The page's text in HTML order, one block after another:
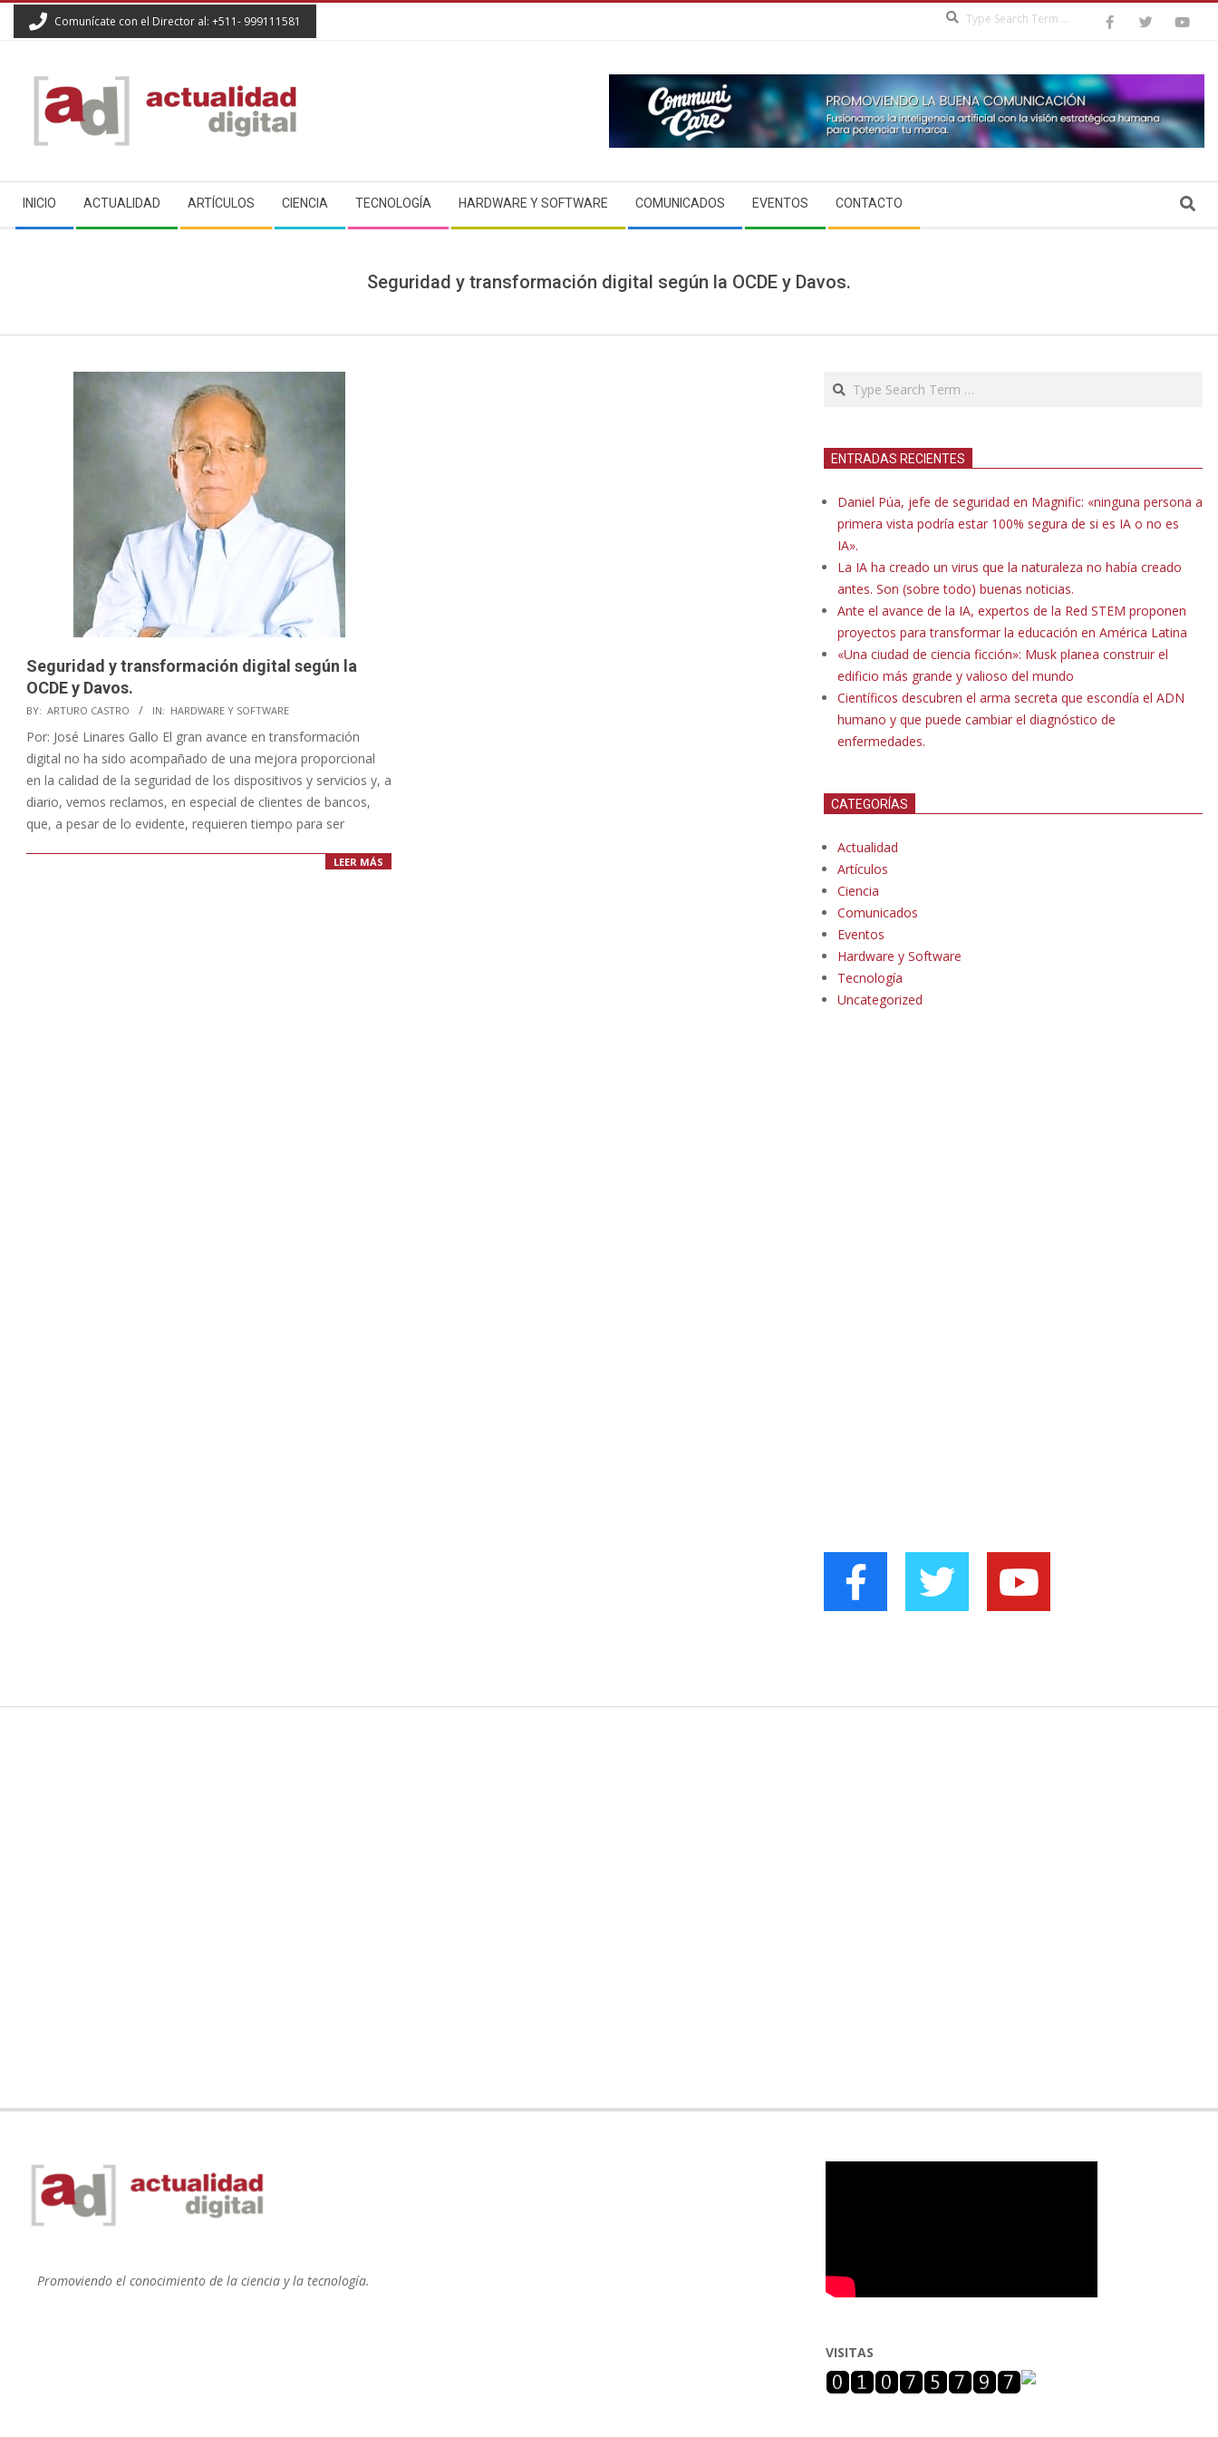
Comunícate con el Director al: +511- 999111581
ACTUALIDAD
DIGITAL
Navigation
Menu
INICIO ACTUALIDAD ARTÍCULOS CIENCIA TECNOLOGÍA HARDWARE Y SOFTWARE COMUNICADOS EVENTOS CONTACTO Search
Seguridad y transformación digital según la OCDE y Davos.
Seguridad y transformación digital según la
OCDE y Davos.
2023-
01-
23
BY: ARTURO CASTRO IN: HARDWARE Y SOFTWARE
Por: José Linares Gallo El gran avance en transformación
digital no ha sido acompañado de una mejora proporcional
en la calidad de la seguridad de los dispositivos y servicios y, a
diario, vemos reclamos, en especial de clientes de bancos,
que, a pesar de lo evidente, requieren tiempo para ser
LEER MÁS
Search
ENTRADAS RECIENTES
Daniel Púa, jefe de seguridad en Magnific: «ninguna persona a
primera vista podría estar 100% segura de si es IA o no es
IA».
La IA ha creado un virus que la naturaleza no había creado
antes. Son (sobre todo) buenas noticias.
Ante el avance de la IA, expertos de la Red STEM proponen
proyectos para transformar la educación en América Latina
«Una ciudad de ciencia ficción»: Musk planea construir el
edificio más grande y valioso del mundo
Científicos descubren el arma secreta que escondía el ADN
humano y que puede cambiar el diagnóstico de
enfermedades.
CATEGORÍAS
Actualidad
Artículos
Ciencia
Comunicados
Eventos
Hardware y Software
Tecnología
Uncategorized
Promoviendo el conocimiento de la ciencia y la tecnología.
VISITAS